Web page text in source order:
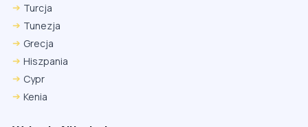
Turcja
Tunezja
Grecja
Hiszpania
Cypr
Kenia